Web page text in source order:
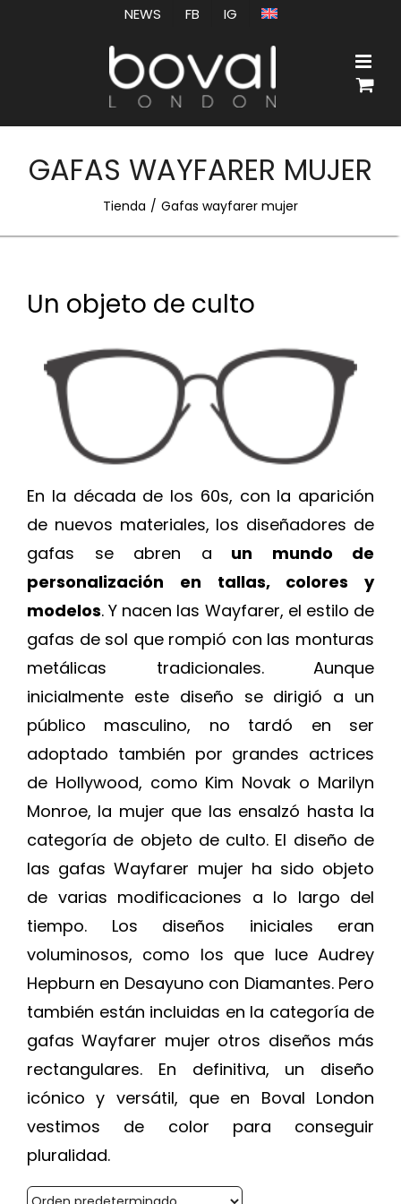
NEWS FB IG
GAFAS WAYFARER MUJER
Tienda Gafas wayfarer mujer
Un objeto de culto
En la década de los 60s, con la aparición
de nuevos materiales, los diseñadores de
gafas se abren a un mundo de
personalización en tallas, colores y
modelos. Y nacen las Wayfarer, el estilo de
gafas de sol que rompió con las monturas
metálicas tradicionales. Aunque
inicialmente este diseño se dirigió a un
público masculino, no tardó en ser
adoptado también por grandes actrices
de Hollywood, como Kim Novak o Marilyn
Monroe, la mujer que las ensalzó hasta la
categoría de objeto de culto. El diseño de
las gafas Wayfarer mujer ha sido objeto
de varias modificaciones a lo largo del
tiempo. Los diseños iniciales eran
voluminosos, como los que luce Audrey
Hepburn en Desayuno con Diamantes. Pero
también están incluidas en la categoría de
gafas Wayfarer mujer otros diseños más
rectangulares. En definitiva, un diseño
icónico y versátil, que en Boval London
vestimos de color para conseguir
pluralidad.